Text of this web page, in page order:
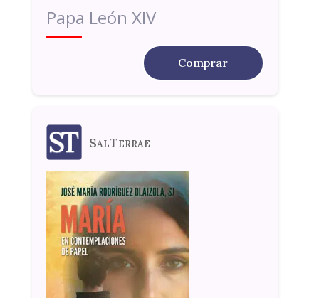
Papa León XIV
Comprar
SalTerrae